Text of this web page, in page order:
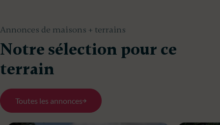
Annonces de maisons + terrains
Notre sélection pour ce
terrain
Toutes les annonces